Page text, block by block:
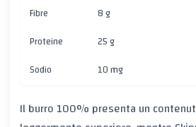
Fibre
8 g
Proteine
25 g
Sodio
10 mg
Il burro 100% presenta un